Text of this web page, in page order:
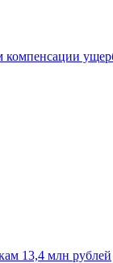
13,4 млн рублей